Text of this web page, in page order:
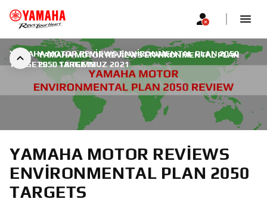
YAMAHA MOTOR REVIEWS ENVIRONMENTAL PLAN
2050 TARGETS
YAMAHA MOTOR REVIEWS ENVIRONMENTAL PLAN 2050
TARGETS | 18 TEMMUZ 2021
YAMAHA MOTOR REVIEWS
ENVIRONMENTAL PLAN 2050
TARGETS